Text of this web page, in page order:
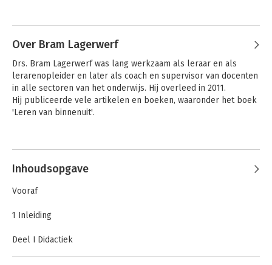
Korthagen
Krachtgericht
coachen
Over Bram Lagerwerf
Drs. Bram Lagerwerf was lang werkzaam als leraar en als
lerarenopleider en later als coach en supervisor van docenten
in alle sectoren van het onderwijs. Hij overleed in 2011.
Hij publiceerde vele artikelen en boeken, waaronder het boek
'Leren van binnenuit'.
Andere boeken door Bram
Lagerwerf
Inhoudsopgave
Vooraf
1 Inleiding
Deel I Didactiek